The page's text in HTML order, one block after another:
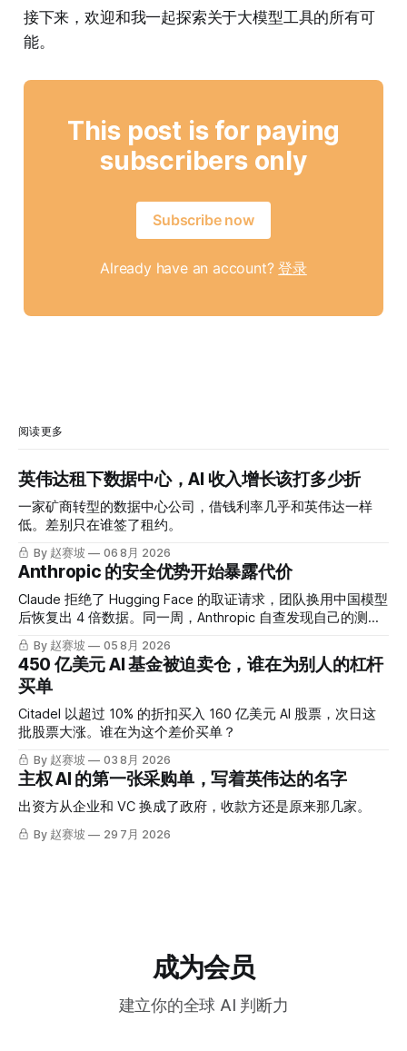
接下来，欢迎和我一起探索关于大模型工具的所有可
能。
This post is for paying
subscribers only
Subscribe now
Already have an account?登录
阅读更多
英伟达租下数据中心，AI 收入增长该打多少折
一家矿商转型的数据中心公司，借钱利率几乎和英伟达一样
低。差别只在谁签了租约。
By 赵赛坡 06 8月 2026
Anthropic 的安全优势开始暴露代价
Claude 拒绝了 Hugging Face 的取证请求，团队换用中国模型
后恢复出 4 倍数据。同一周，Anthropic 自查发现自己的测试
也出了问题。
By 赵赛坡 05 8月 2026
450 亿美元 AI 基金被迫卖仓，谁在为别人的杠杆
买单
Citadel 以超过 10% 的折扣买入 160 亿美元 AI 股票，次日这
批股票大涨。谁在为这个差价买单？
By 赵赛坡 03 8月 2026
主权 AI 的第一张采购单，写着英伟达的名字
出资方从企业和 VC 换成了政府，收款方还是原来那几家。
By 赵赛坡 29 7月 2026
成为会员
建立你的全球 AI 判断力